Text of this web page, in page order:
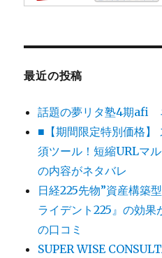
最近の投稿
話題の夢リタ塾4期afi
■【期間限定特別価格】
須ツール！短縮URLマ
の内容がネタバレ
日経225先物”資産構築
ライデント225』の効
の口コミ
SUPER WISE